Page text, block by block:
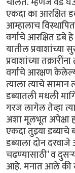
एकदा का आरक्षित
आम्हालाच
वर्गाचे आरक्षित
यातील
प्रवाशांच्या
वर्गाचे आरक्षण
त्याला त्याचे
डब्यातली मधली
गरज लागेल तेव्हा
अशा मूलभूत अपेक्षा
एकदा तुझ्या डब्याचे
डब्याला दोन दरवाजे
चढण्यासाठी’ व
आहे. मनात आले की